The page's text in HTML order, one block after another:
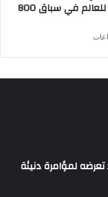
يتوج بطلا للعالم في سباق 800
تعرضه لمؤامرة دنيئة